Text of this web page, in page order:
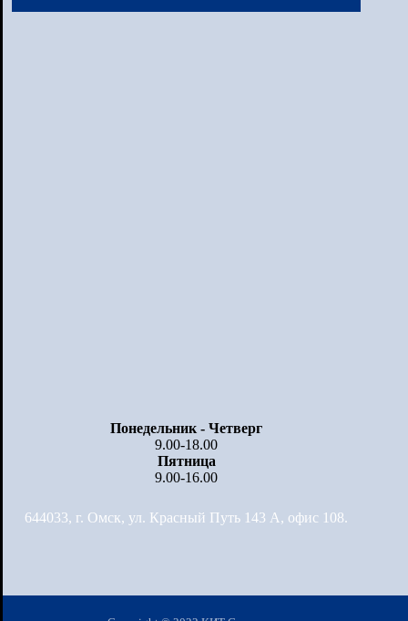
Понедельник - Четверг
9.00-18.00
Пятница
9.00-16.00
644033, г. Омск, ул. Красный Путь 143 А, офис 108.